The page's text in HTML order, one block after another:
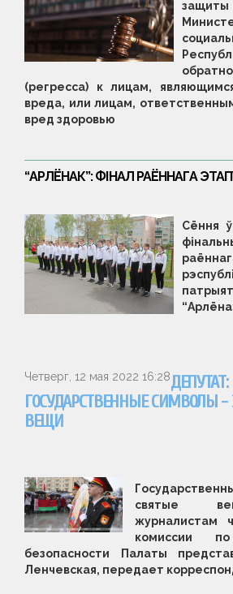
(регресса) к лицам,
вреда, или лицам,
вред здоровью
“АРЛЁНАК”: ФІНАЛ РАЁННАГА
Сёння ў
Четверг, 12 мая 2022 16:28ДЕПУТАТ:
ГОСУДАРСТВЕННЫЕ СИМВОЛЫ -
ВЕЩИ
святые
журналистам
комиссии по
безопасности Палаты
Ленчевская, передает